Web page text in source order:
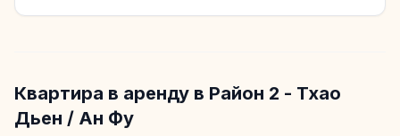
Квартира в аренду в Район 2 - Тхао
Дьен / Ан Фу